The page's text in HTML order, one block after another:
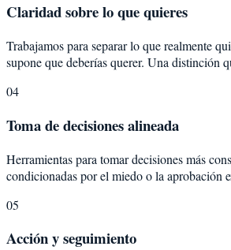
Claridad sobre lo que quieres
Trabajamos para separar lo que realmente
supone que deberías querer. Una distinción
04
Toma de decisiones alineada
Herramientas para tomar decisiones más
condicionadas por el miedo o la aprobación
05
Acción y seguimiento